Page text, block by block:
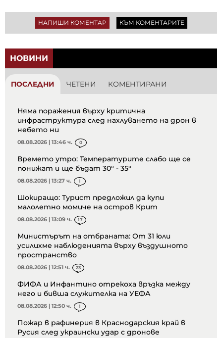
НАПИШИ КОМЕНТАР КЪМ КОМЕНТАРИТЕ
НОВИНИ
ПОСЛЕДНИ ЧЕТЕНИ КОМЕНТИРАНИ
Няма поражения върху критична
инфраструктура след нахлуването на дрон в
небето ни
08.08.2026 | 13:46 ч. 0
Времето утро: Температурите слабо ще се
понижат и ще бъдат 30° - 35°
08.08.2026 | 13:27 ч. 1
Шокиращо: Турист предложил да купи
малолетно момиче на остров Крит
08.08.2026 | 13:09 ч. 17
Министърът на отбраната: От 31 юли
усилихме наблюденията върху въздушното
пространство
08.08.2026 | 12:51 ч. 23
ФИФА и Инфантино отрекоха връзка между
него и бивша служителка на УЕФА
08.08.2026 | 12:50 ч. 1
Пожар в рафинерия в Краснодарския край в
Русия след украински удар с дронове